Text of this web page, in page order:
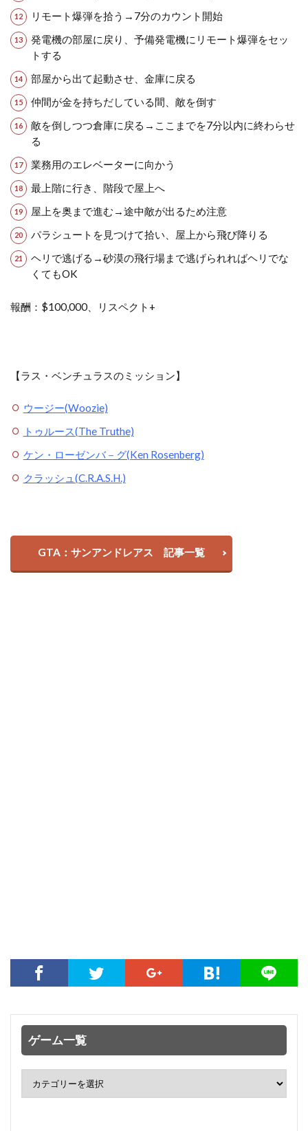
リモート爆弾を拾う→7分のカウント開始
発電機の部屋に戻り、予備発電機にリモート爆弾をセッ
トする
部屋から出て起動させ、金庫に戻る
仲間が金を持ちだしている間、敵を倒す
敵を倒しつつ倉庫に戻る→ここまでを7分以内に終わらせ
る
業務用のエレベーターに向かう
最上階に行き、階段で屋上へ
屋上を奥まで進む→途中敵が出るため注意
パラシュートを見つけて拾い、屋上から飛び降りる
ヘリで逃げる→砂漠の飛行場まで逃げられればヘリでな
くてもOK
報酬：$100,000、リスペクト+
【ラス・ベンチュラスのミッション】
ウージー(Woozie)
トゥルース(The Truthe)
ケン・ローゼンバ－グ(Ken Rosenberg)
クラッシュ(C.R.A.S.H.)
GTA：サンアンドレアス 記事一覧
ゲーム一覧